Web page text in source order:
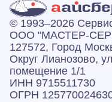
© 1993–2026
ООО "МАСТЕР-
127572, Город
Округ Лианозово,
помещение 1/1
ИНН 9715511730
ОГРН